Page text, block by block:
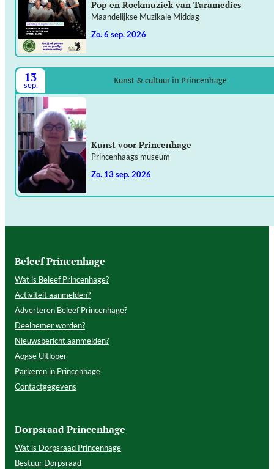
Pop en Rockmuziek van Taramedics
Maandelijkse Muzikale Middag
zo. 6 sep. 2026
13
sep. Kunst & cultuur in Princenhage
Kunst voor Princenhage
Princenhaags museum
zo. 13 sep. 2026
Beleef Princenhage
Wat is Beleef Princenhage?
Activiteit aanmelden?
Adverteren Beleef Princenhage?
Deelnemer worden?
Nieuwsbericht aanmelden?
Aogse Uitloper
Parkeren in Princenhage
Contactgegevens
Dorpsraad Princenhage
Wat is Dorpsraad Princenhage
Bestuur Dorpsraad